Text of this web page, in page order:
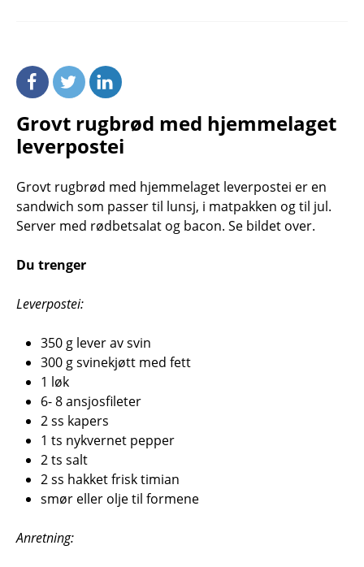
Grovt rugbrød med hjemmelaget
leverpostei
Grovt rugbrød med hjemmelaget leverpostei er en
sandwich som passer til lunsj, i matpakken og til jul.
Server med rødbetsalat og bacon. Se bildet over.
Du trenger
Leverpostei:
350 g lever av svin
300 g svinekjøtt med fett
1 løk
6- 8 ansjosfileter
2 ss kapers
1 ts nykvernet pepper
2 ts salt
2 ss hakket frisk timian
smør eller olje til formene
Anretning: